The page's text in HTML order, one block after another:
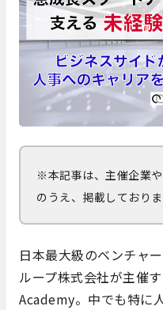
※本記事は、主催企業
のうえ、掲載しておりま
日本最大級のベンチャ
ループ株式会社が主催
Academy。中でも特に